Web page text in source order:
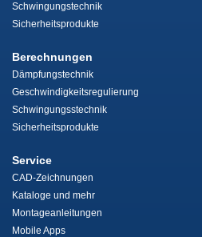
Schwingungstechnik
Sicherheitsprodukte
Berechnungen
Dämpfungstechnik
Geschwindigkeitsregulierung
Schwingungsstechnik
Sicherheitsprodukte
Service
CAD-Zeichnungen
Kataloge und mehr
Montageanleitungen
Mobile Apps